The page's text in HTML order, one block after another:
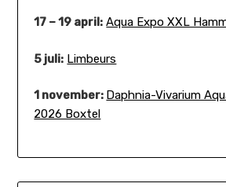
17 – 19 april: Aqua Expo XXL
5 juli: Limbeurs
1 november: Daphnia-Vivarium
2026 Boxtel